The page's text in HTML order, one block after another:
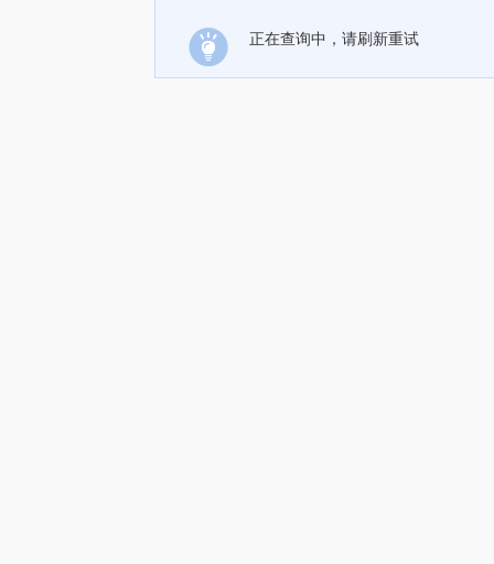
正在查询中，请刷新重试